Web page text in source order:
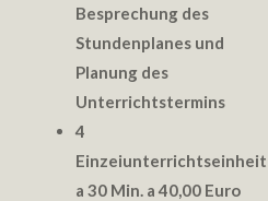
Besprechung des
Stundenplanes und
Planung des
Unterrichtstermins
4
a 30 Min. a 40,00 Euro